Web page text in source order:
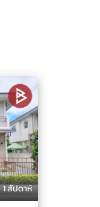
1 สัปดาห์